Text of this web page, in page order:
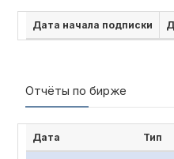
Дата начала подписки
Отчёты по бирже
Дата Тип